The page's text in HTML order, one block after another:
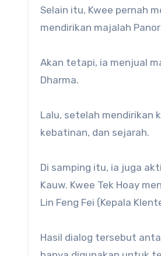
Selain itu, Kwee pernah
mendirikan majalah
Akan tetapi, ia menjual
Dharma.
Lalu, setelah mendirikan
kebatinan, dan sejarah.
Di samping itu, ia juga
Kauw. Kwee Tek Hoay
Lin Feng Fei (Kepala
Hasil dialog tersebut